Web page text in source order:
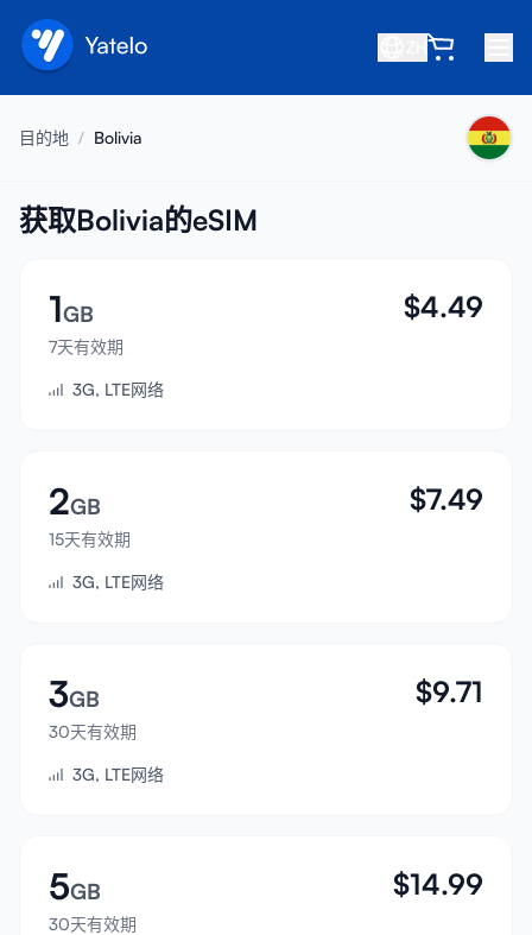
关于我们
推荐好友
成为合作伙伴
帮助中心
支持
设备兼容性
登录
目的地 / Bolivia
获取Bolivia的eSIM
1GB
7天有效期
$4.49
3G, LTE网络
2GB
15天有效期
$7.49
3G, LTE网络
3GB
30天有效期
$9.71
3G, LTE网络
5GB
30天有效期
$14.99